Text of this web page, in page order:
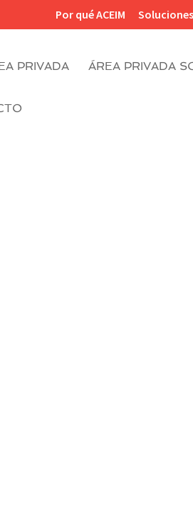
Por qué ACEIM Soluciones
PRIVADA ÁREA PRIVADA